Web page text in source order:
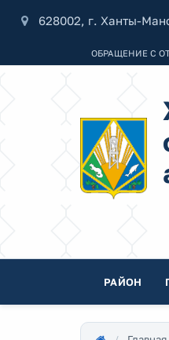
628002, г. Ханты-
ОБРАЩЕНИЕ С
РАЙОН